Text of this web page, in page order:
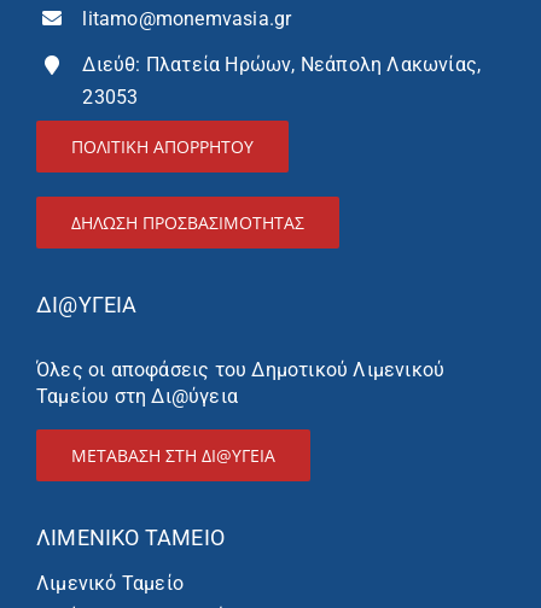
litamo@monemvasia.gr
Διεύθ: Πλατεία Ηρώων, Νεάπολη Λακωνίας,
23053
ΠΟΛΙΤΙΚΗ ΑΠΟΡΡΗΤΟΥ
ΔΉΛΩΣΗ ΠΡΟΣΒΑΣΙΜΌΤΗΤΑΣ
ΔΙ@ΥΓΕΙΑ
Όλες οι αποφάσεις του Δημοτικού Λιμενικού
Ταμείου στη Δι@ύγεια
ΜΕΤΑΒΑΣΗ ΣΤΗ ΔΙ@ΥΓΕΙΑ
ΛΙΜΕΝΙΚΌ ΤΑΜΕΊΟ
Λιμενικό Ταμείο